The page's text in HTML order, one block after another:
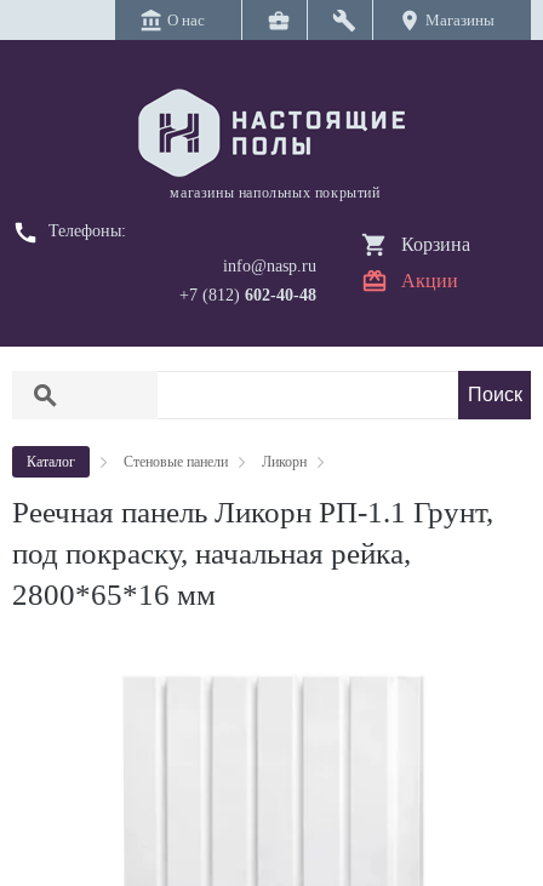
account_balance О нас business_center build location_on Магазины
магазины напольных покрытий
call
Телефоны:
info@nasp.ru
+7 (812) 602-40-48
Корзина
Акции
search
Каталог Стеновые панели Ликорн
Реечная панель Ликорн РП-1.1 Грунт,
под покраску, начальная рейка,
2800*65*16 мм